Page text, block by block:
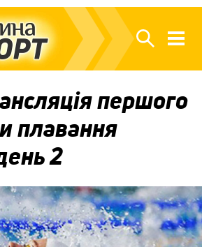
першого
плавання
2